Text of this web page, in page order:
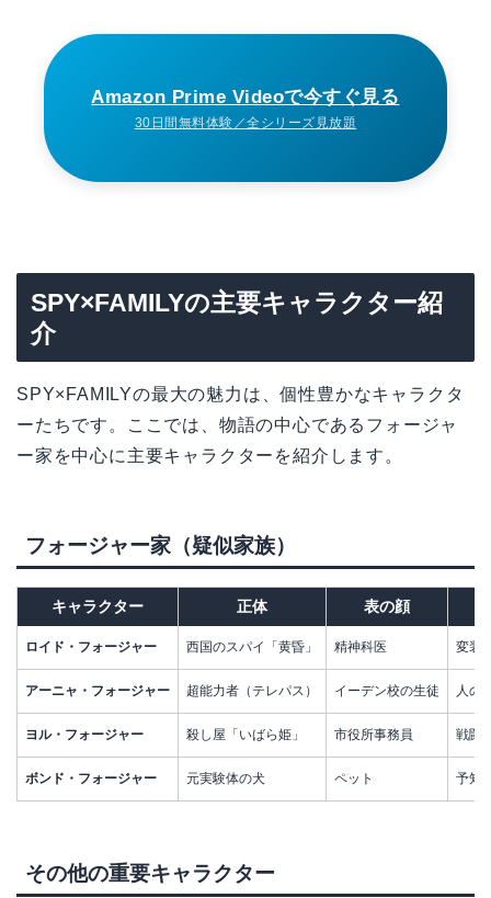
Amazon Prime Videoで今すぐ見る
30日間無料体験／全シリーズ見放題
SPY×FAMILYの主要キャラクター紹
介
SPY×FAMILYの最大の魅力は、個性豊かなキャラクタ
ーたちです。ここでは、物語の中心であるフォージャ
ー家を中心に主要キャラクターを紹介します。
フォージャー家（疑似家族）
キャラクター 正体 表の顔
ロイド・フォージャー 西国のスパイ「黄昏」 精神科医 変装
アーニャ・フォージャー 超能力者（テレパス） イーデン校の生徒 人の
ヨル・フォージャー 殺し屋「いばら姫」 市役所事務員 戦闘
ボンド・フォージャー 元実験体の犬 ペット 予知
その他の重要キャラクター